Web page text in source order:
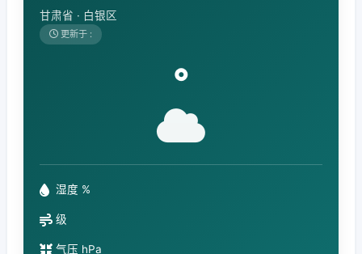
甘肃省 · 白银区
更新于 :
°
湿度 %
级
气压 hPa